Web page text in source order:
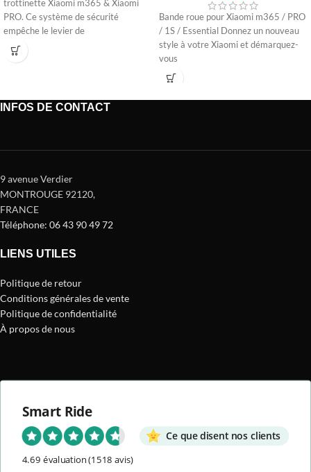
trottinette Xiaomi m365 & Xiaomi
PRO. Ce système de sécurité
empêche le levier de
Bande roue pour Xiaomi m365 / PRO
/ 1S / Essential Donnez un nouveau
style à votre Xiaomi et démarquez-
vous
INFOS DE CONTACT
9 avenue Verdier
MONTROUGE 92120,
FRANCE
Téléphone: 06 43 90 49 72
LIENS UTILES
Politique de retour
Conditions générales de vente
Politique de confidentialité
À propos de nous
Smart Ride
Ce que disent nos clients
4.69 évaluation(1518 avis)